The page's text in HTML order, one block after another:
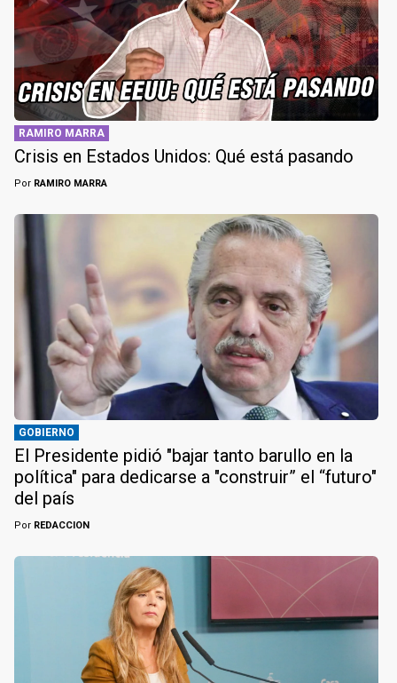
RAMIRO MARRA
Crisis en Estados Unidos: Qué está pasando
Por RAMIRO MARRA
GOBIERNO
El Presidente pidió "bajar tanto barullo en la
política" para dedicarse a "construir” el “futuro"
del país
Por REDACCION